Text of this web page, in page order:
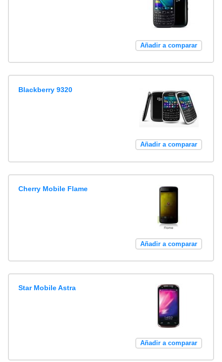
Añadir a comparar
Blackberry 9320
Añadir a comparar
Cherry Mobile Flame
Añadir a comparar
Star Mobile Astra
Añadir a comparar